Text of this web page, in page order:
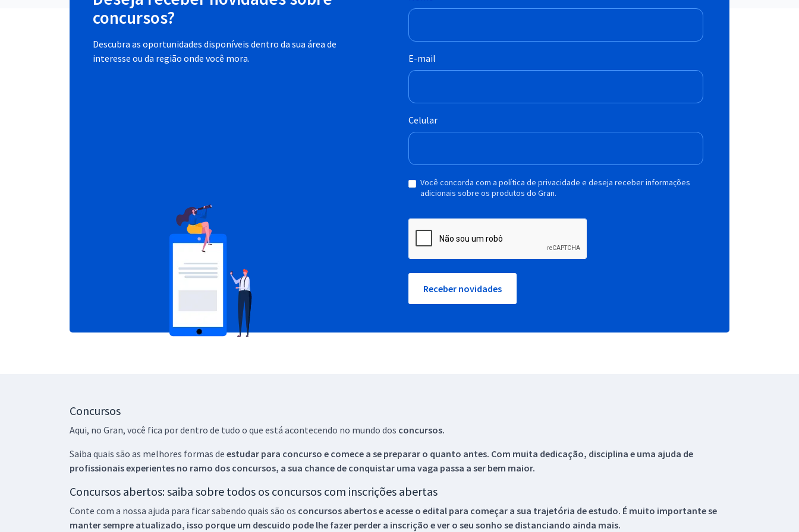
concursos?
Descubra as oportunidades disponíveis dentro da sua área de
interesse ou da região onde você mora.
E-mail
Celular
Você concorda com a política de privacidade e deseja receber informações
adicionais sobre os produtos do Gran.
Receber novidades
Concursos
Aqui, no Gran, você fica por dentro de tudo o que está acontecendo no mundo dos concursos.
Saiba quais são as melhores formas de estudar para concurso e comece a se preparar o quanto antes. Com muita dedicação, disciplina e uma ajuda de
profissionais experientes no ramo dos concursos, a sua chance de conquistar uma vaga passa a ser bem maior.
Concursos abertos: saiba sobre todos os concursos com inscrições abertas
Conte com a nossa ajuda para ficar sabendo quais são os concursos abertos e acesse o edital para começar a sua trajetória de estudo. É muito importante se
manter sempre atualizado, isso porque um descuido pode lhe fazer perder a inscrição e ver o seu sonho se distanciando ainda mais.